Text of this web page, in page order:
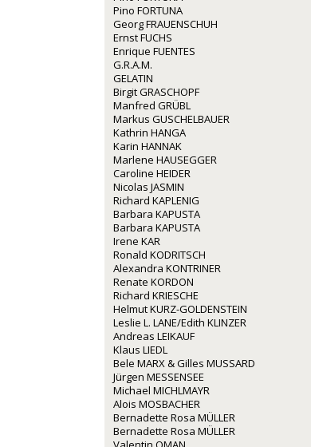
Pino FORTUNA
Georg FRAUENSCHUH
Ernst FUCHS
Enrique FUENTES
G.R.A.M.
GELATIN
Birgit GRASCHOPF
Manfred GRÜBL
Markus GUSCHELBAUER
Kathrin HANGA
Karin HANNAK
Marlene HAUSEGGER
Caroline HEIDER
Nicolas JASMIN
Richard KAPLENIG
Barbara KAPUSTA
Barbara KAPUSTA
Irene KAR
Ronald KODRITSCH
Alexandra KONTRINER
Renate KORDON
Richard KRIESCHE
Helmut KURZ-GOLDENSTEIN
Leslie L. LANE/Edith KLINZER
Andreas LEIKAUF
Klaus LIEDL
Bele MARX & Gilles MUSSARD
Jürgen MESSENSEE
Michael MICHLMAYR
Alois MOSBACHER
Bernadette Rosa MÜLLER
Bernadette Rosa MÜLLER